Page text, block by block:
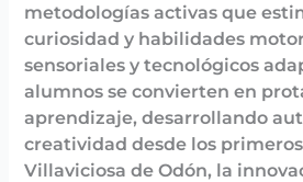
metodologías activas que
curiosidad y habilidades
sensoriales y tecnológicos
alumnos se convierten en
aprendizaje, desarrollando
creatividad desde los primeros
Villaviciosa de Odón, la